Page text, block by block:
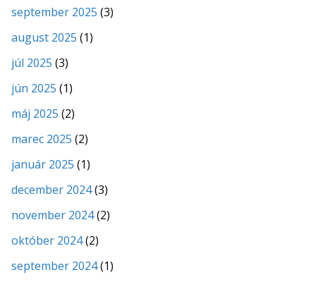
september 2025 (3)
august 2025 (1)
júl 2025 (3)
jún 2025 (1)
máj 2025 (2)
marec 2025 (2)
január 2025 (1)
december 2024(3)
november 2024(2)
október 2024(2)
september 2024(1)